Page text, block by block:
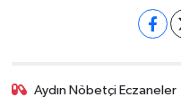
Aydın Nöbetçi Eczaneler